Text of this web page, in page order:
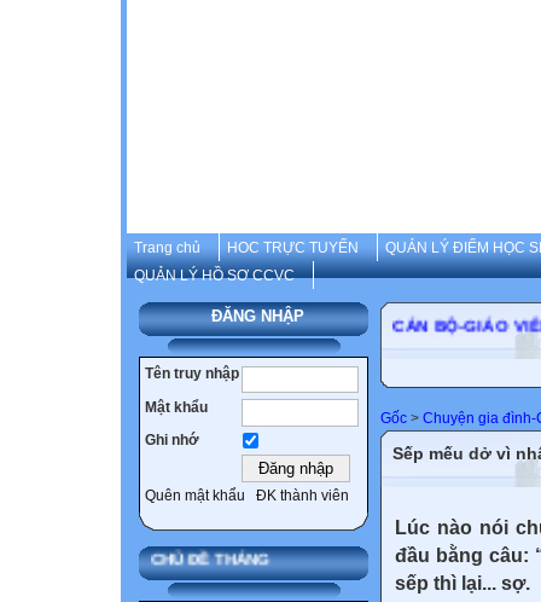
Trang chủ HOC TRỰC TUYẾN
QUẢN LÝ ĐIỂM HỌC
QUẢN LÝ HỒ SƠ CCVC
ĐĂNG NHẬP
Tên truy nhập
Mật khẩu
Ghi nhớ
Quên mật khẩu ĐK thành viên
CHỦ ĐỀ THÁNG
CÁN BỘ-
Gốc > Chuyện gia đình-
Sếp mếu dở vì
Lúc nào nói
đầu bằng câu:
sếp thì lại... sợ.